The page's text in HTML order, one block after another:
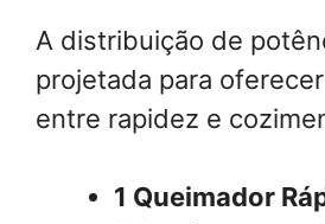
A distribuição de
projetada para
entre rapidez e
1 Queimador